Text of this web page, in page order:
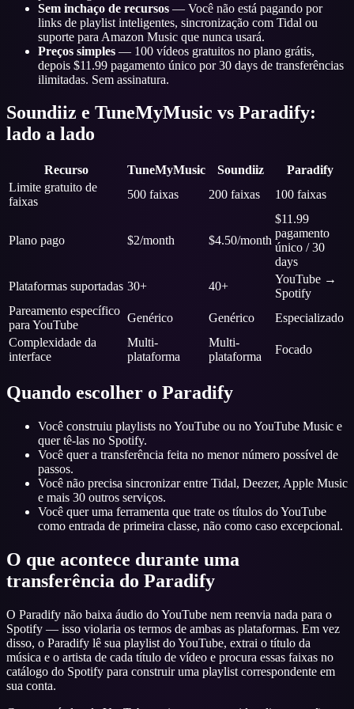
Sem inchaço de recursos — Você não está pagando por
links de playlist inteligentes, sincronização com Tidal ou
suporte para Amazon Music que nunca usará.
Preços simples — 100 vídeos gratuitos no plano grátis,
depois $11.99 pagamento único por 30 days de transferências
ilimitadas. Sem assinatura.
Soundiiz e TuneMyMusic vs Paradify:
lado a lado
Recurso TuneMyMusic Soundiiz
Paradify
Limite gratuito de
faixas
500 faixas 200 faixas 100 faixas
Plano pago $2/month $4.50/month
$11.99
pagamento
único / 30
days
Plataformas suportadas 30+ 40+
YouTube →
Spotify
Pareamento específico
para YouTube
Genérico Genérico
Especializado
Complexidade da
interface
Multi-
plataforma
Multi-
plataforma
Focado
Quando escolher o Paradify
Você construiu playlists no YouTube ou no YouTube Music e
quer tê-las no Spotify.
Você quer a transferência feita no menor número possível de
passos.
Você não precisa sincronizar entre Tidal, Deezer, Apple Music
e mais 30 outros serviços.
Você quer uma ferramenta que trate os títulos do YouTube
como entrada de primeira classe, não como caso excepcional.
O que acontece durante uma
transferência do Paradify
O Paradify não baixa áudio do YouTube nem reenvia nada para o
Spotify — isso violaria os termos de ambas as plataformas. Em vez
disso, o Paradify lê sua playlist do YouTube, extrai o título da
música e o artista de cada título de vídeo e procura essas faixas no
catálogo do Spotify para construir uma playlist correspondente em
sua conta.